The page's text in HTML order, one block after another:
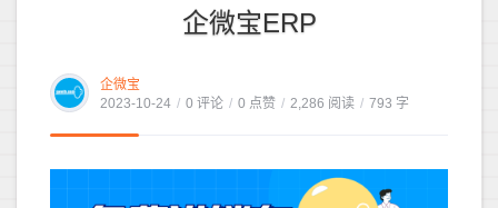
企微宝ERP
企微宝
2023-10-24 / 0 评论 / 0 点赞 / 2,286 阅读 / 793 字